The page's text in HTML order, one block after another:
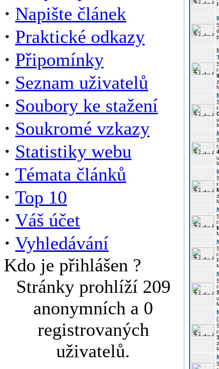
· Napište článek
· Praktické odkazy
· Připomínky
· Seznam uživatelů
· Soubory ke stažení
· Soukromé vzkazy
· Statistiky webu
· Témata článků
· Top 10
· Váš účet
· Vyhledávání
Kdo je přihlášen ?
Stránky prohlíží 209
anonymních a 0
registrovaných
uživatelů.